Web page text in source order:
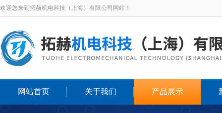
欢迎您来到拓赫机电科技（上海）有限公司网站！
网站首页 关于我们 产品展示